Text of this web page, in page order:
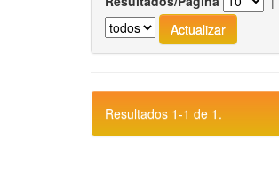
Resultados 1-1 de 1.